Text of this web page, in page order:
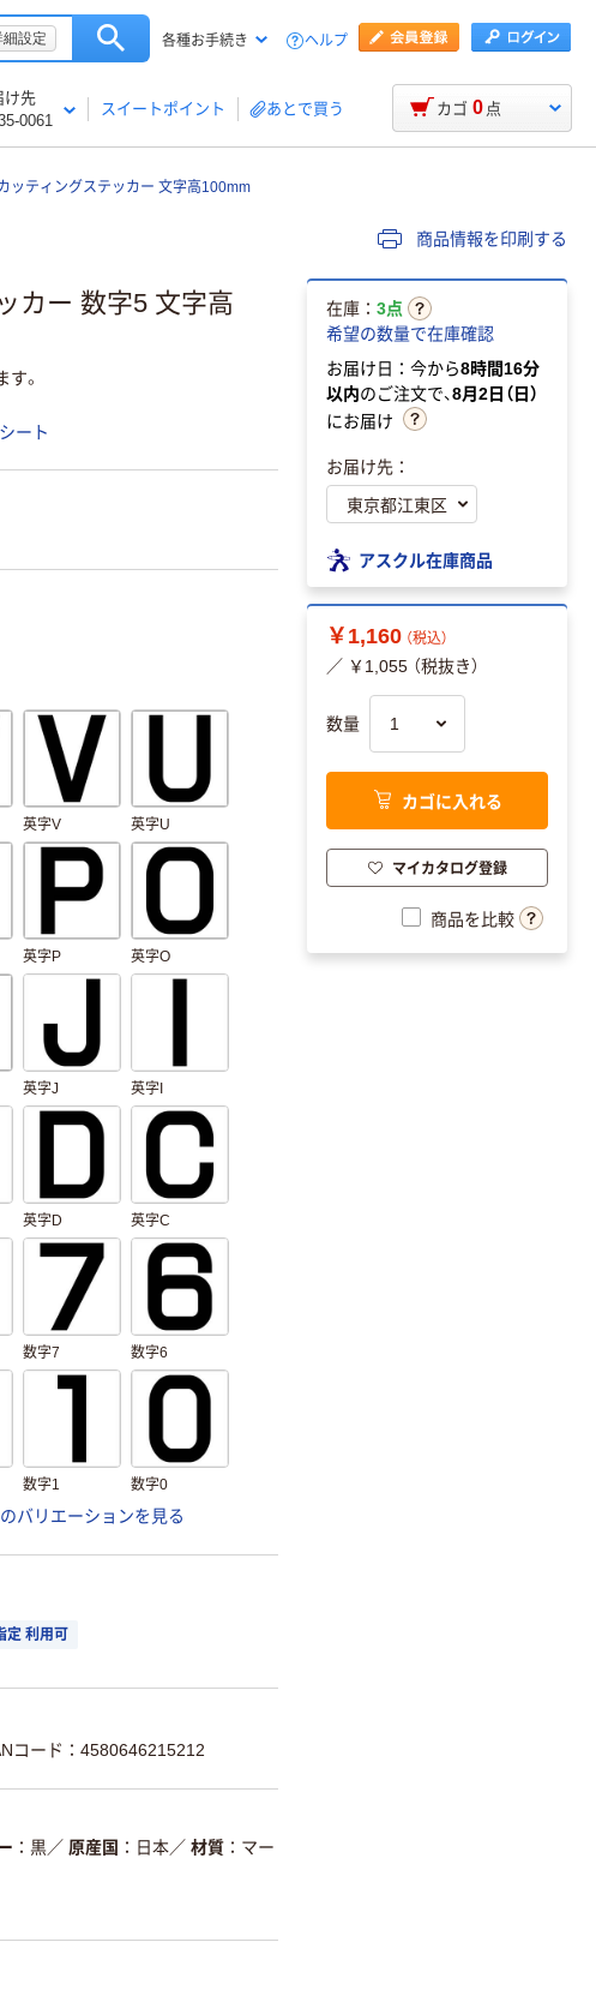
細設定 各種お手続き ヘルプ
け先
0061
スイートポイント あとで買う カゴ 0 点
ッティングステッカー 文字高100mm
商品情報を印刷する
カー 数字5 文字高
。
ート
英字V 英字U
英字P 英字O
英字J 英字I
英字D 英字C
数字7 数字6
数字1 数字0
バリエーションを見る
定 利用可
コード：4580646215212
黒／ 原産国 日本／ 材質
マー
在庫： 3点
希望の数量で在庫確認
お届け日：今から8時間16分
以内のご注文で、8月2日（日）
にお届け
お届け先：
アスクル在庫商品
￥1,160 （税込）
／ ￥1,055 （税抜き）
数量
カゴに入れる
マイカタログ登録
商品を比較